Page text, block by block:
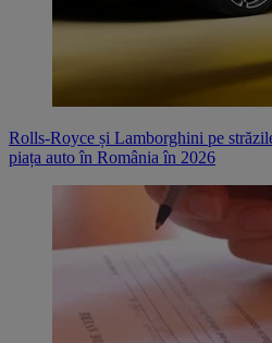
Rolls-Royce și Lamborghini pe
piața auto în România în 2026